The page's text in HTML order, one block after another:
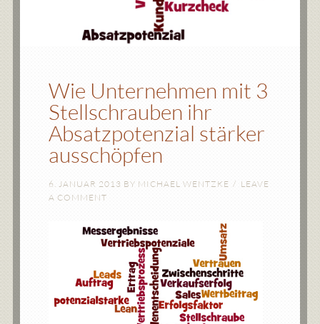
Wie Unternehmen mit 3
Stellschrauben ihr
Absatzpotenzial stärker
ausschöpfen
6. JANUAR 2013 BY MICHAEL WENTZKE
LEAVE
A COMMENT